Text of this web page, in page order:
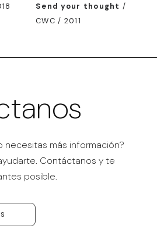
Send your thought /
CWC / 2011
necesitas más información?
Contáctanos y te
posible.